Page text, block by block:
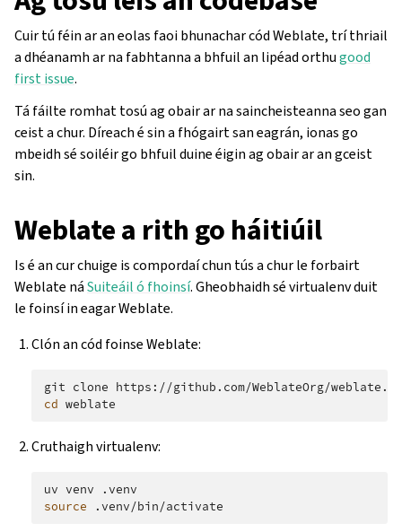
Cuir tú féin ar an eolas faoi bhunachar cód Weblate, trí thriail
a dhéanamh ar na fabhtanna a bhfuil an lipéad orthugood
first issue.
Tá fáilte romhat tosú ag obair ar na saincheisteanna seo gan
ceist a chur. Díreach é sin a fhógairt san eagrán, ionas go
mbeidh sé soiléir go bhfuil duine éigin ag obair ar an gceist
sin.
Weblate a rith go háitiúil
Is é an cur chuige is compordaí chun tús a chur le forbairt
Weblate náSuiteáil ó fhoinsí. Gheobhaidh sé virtualenv duit
le foinsí in eagar Weblate.
Clón an cód foinse Weblate:
git clone
cd
Cruthaigh virtualenv:
uv venv
source